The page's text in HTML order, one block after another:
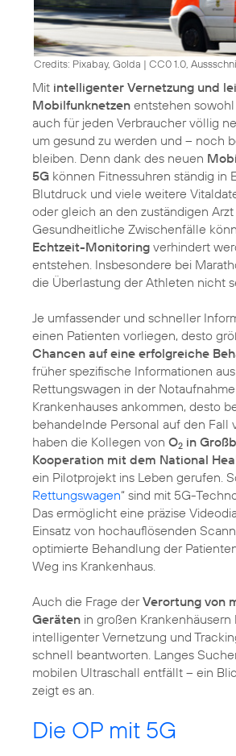
Credits: Pixabay, Golda | CC0 1.0,
Mit intelligenter Vernetzung und
Mobilfunknetzen entstehen
auch für jeden Verbraucher völlig
um gesund zu werden und – noch
bleiben. Denn dank des neuen
5G können Fitnessuhren ständig in
Blutdruck und viele weitere
oder gleich an den zuständigen Arzt
Gesundheitliche Zwischenfälle
Echtzeit-Monitoring verhindert
entstehen. Insbesondere bei
die Überlastung der Athleten nicht
Je umfassender und schneller
einen Patienten vorliegen, desto
Chancen auf eine erfolgreiche
früher spezifische Informationen
Rettungswagen in der
Krankenhauses ankommen, desto
behandelnde Personal auf den Fall
haben die Kollegen von O2 in
Kooperation mit dem National
ein Pilotprojekt ins Leben gerufen.
Rettungswagen“ sind mit 5G-
Das ermöglicht eine präzise
Einsatz von hochauflösenden
optimierte Behandlung der
Weg ins Krankenhaus.
Auch die Frage derVerortung von
Geräten in großen Krankenhäusern
intelligenter Vernetzung und
schnell beantworten. Langes
mobilen Ultraschall entfällt – ein
zeigt es an.
Die OP mit 5G